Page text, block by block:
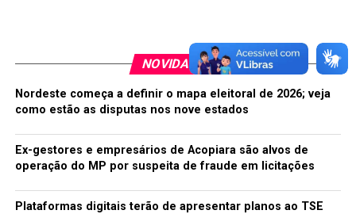
NOVIDADES
Nordeste começa a definir o mapa eleitoral de 2026; veja
como estão as disputas nos nove estados
Ex-gestores e empresários de Acopiara são alvos de
operação do MP por suspeita de fraude em licitações
Plataformas digitais terão de apresentar planos ao TSE